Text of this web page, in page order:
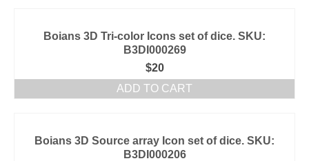
Boians 3D Tri-color Icons set of dice. SKU:
B3DI000269
$20
ADD TO CART
Boians 3D Source array Icon set of dice. SKU:
B3DI000206